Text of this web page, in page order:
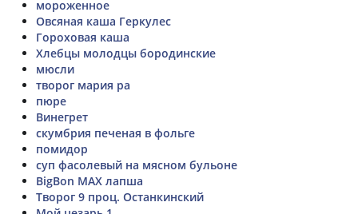
мороженное
Овсяная каша Геркулес
Гороховая каша
Хлебцы молодцы бородинские
мюсли
творог мария ра
пюре
Винегрет
скумбрия печеная в фольге
помидор
суп фасолевый на мясном бульоне
BigBon MAX лапша
Творог 9 проц. Останкинский